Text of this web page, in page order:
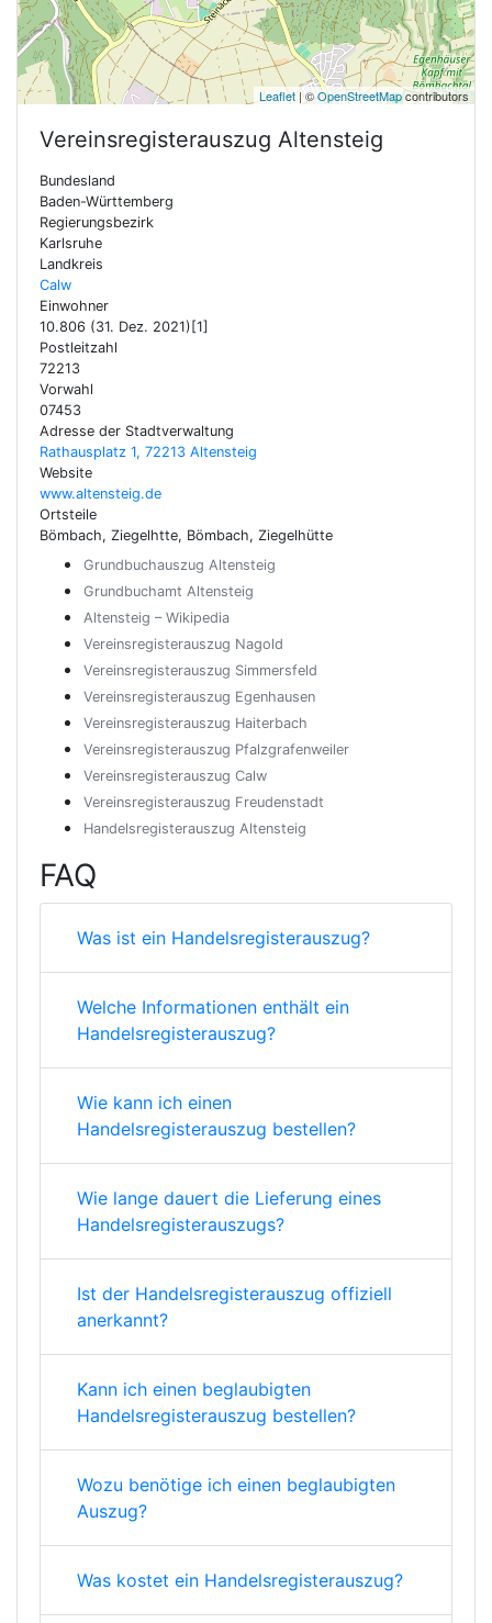
Leaflet| ©OpenStreetMapcontributors
Vereinsregisterauszug Altensteig
Bundesland
Baden-Württemberg
Regierungsbezirk
Karlsruhe
Landkreis
Calw
Einwohner
10.806 (31. Dez. 2021)[1]
Postleitzahl
72213
Vorwahl
07453
Adresse der Stadtverwaltung
Rathausplatz 1, 72213 Altensteig
Website
www.altensteig.de
Ortsteile
Bömbach, Ziegelhtte, Bömbach, Ziegelhütte
Grundbuchauszug Altensteig
Grundbuchamt Altensteig
Altensteig – Wikipedia
Vereinsregisterauszug Nagold
Vereinsregisterauszug Simmersfeld
Vereinsregisterauszug Egenhausen
Vereinsregisterauszug Haiterbach
Vereinsregisterauszug Pfalzgrafenweiler
Vereinsregisterauszug Calw
Vereinsregisterauszug Freudenstadt
Handelsregisterauszug Altensteig
FAQ
Was ist ein Handelsregisterauszug?
Welche Informationen enthält ein
Handelsregisterauszug?
Wie kann ich einen
Handelsregisterauszug bestellen?
Wie lange dauert die Lieferung eines
Handelsregisterauszugs?
Ist der Handelsregisterauszug offiziell
anerkannt?
Kann ich einen beglaubigten
Handelsregisterauszug bestellen?
Wozu benötige ich einen beglaubigten
Auszug?
Was kostet ein Handelsregisterauszug?